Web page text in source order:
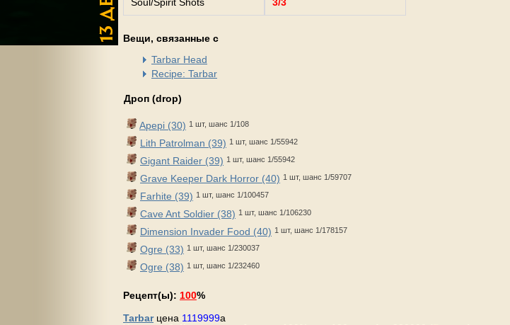
Вещи, связанные с
Tarbar Head
Recipe: Tarbar
Дроп (drop)
Apepi (30) 1 шт, шанс 1/108
Lith Patrolman (39) 1 шт, шанс 1/55942
Gigant Raider (39) 1 шт, шанс 1/55942
Grave Keeper Dark Horror (40) 1 шт, шанс 1/59707
Farhite (39) 1 шт, шанс 1/100457
Cave Ant Soldier (38) 1 шт, шанс 1/106230
Dimension Invader Food (40) 1 шт, шанс 1/178157
Ogre (33) 1 шт, шанс 1/230037
Ogre (38) 1 шт, шанс 1/232460
Рецепт(ы): 100%
Tarbarцена 1119999a